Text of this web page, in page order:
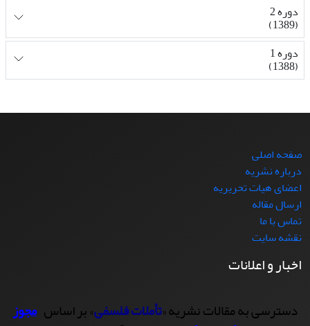
دوره 2
(1389)
دوره 1
(1388)
صفحه اصلی
درباره نشریه
اعضای هیات تحریریه
ارسال مقاله
تماس با ما
نقشه سایت
اخبار و اعلانات
دسترسی به مقالات نشریه «تأملات فلسفی» بر اساس مجوز